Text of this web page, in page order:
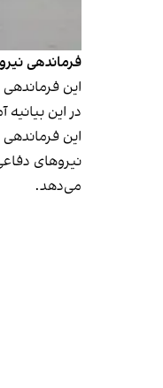
فرماندهی
این
در این
این
نیروهای
می‌دهد.